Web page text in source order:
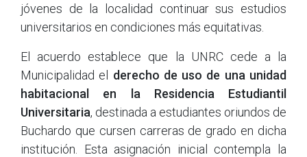
jóvenes de la localidad continuar sus estudios
universitarios en condiciones más equitativas.
El acuerdo establece que la UNRC cede a la
Municipalidad el derecho de uso de una unidad
habitacional en la Residencia Estudiantil
Universitaria, destinada a estudiantes oriundos de
Buchardo que cursen carreras de grado en dicha
institución. Esta asignación inicial contempla la